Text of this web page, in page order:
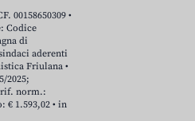
00158650309 •
Codice
di
aderenti
Friulana •
2025;
rif. norm.:
1.593,02 • in